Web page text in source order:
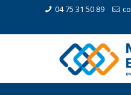
04 75 31 50 89